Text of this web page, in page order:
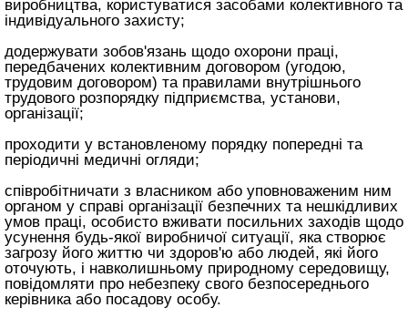
виробництва, користуватися засобами колективного та
індивідуального захисту;
додержувати зобов'язань щодо охорони праці,
передбачених колективним договором (угодою,
трудовим договором) та правилами внутрішнього
трудового розпорядку підприємства, установи,
організації;
проходити у встановленому порядку попередні та
періодичні медичні огляди;
співробітничати з власником або уповноваженим ним
органом у справі організації безпечних та нешкідливих
умов праці, особисто вживати посильних заходів щодо
усунення будь-якої виробничої ситуації, яка створює
загрозу його життю чи здоров'ю або людей, які його
оточують, і навколишньому природному середовищу,
повідомляти про небезпеку свого безпосереднього
керівника або посадову особу.